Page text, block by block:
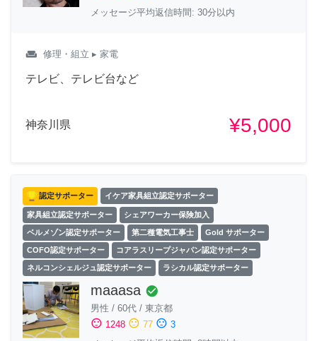
メッセージ平均返信時間: 30分以内
weekend 修理・組立 ▸ 家電
テレビ、テレビ台など
神奈川県 ¥5,000
認定サポーター イケア家具組立認定サポーター
家具組立認定サポーター シェアワーカー保険加入
ベルメゾン認定サポーター 第二種電気工事士 Gold サポーター
COFO認定サポーター コアラスリープジャパン認定サポーター
ネルコンシェルジュ認定サポーター ラシカル認定サポーター
maaasa check_circle
男性 / 60代 / 東京都
sentiment_satisfied 1248 sentiment_neutral 77 sentiment_dissatisfied 3